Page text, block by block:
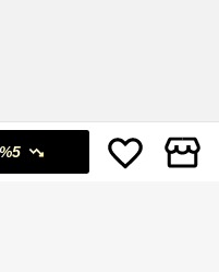
%5 הנחה!